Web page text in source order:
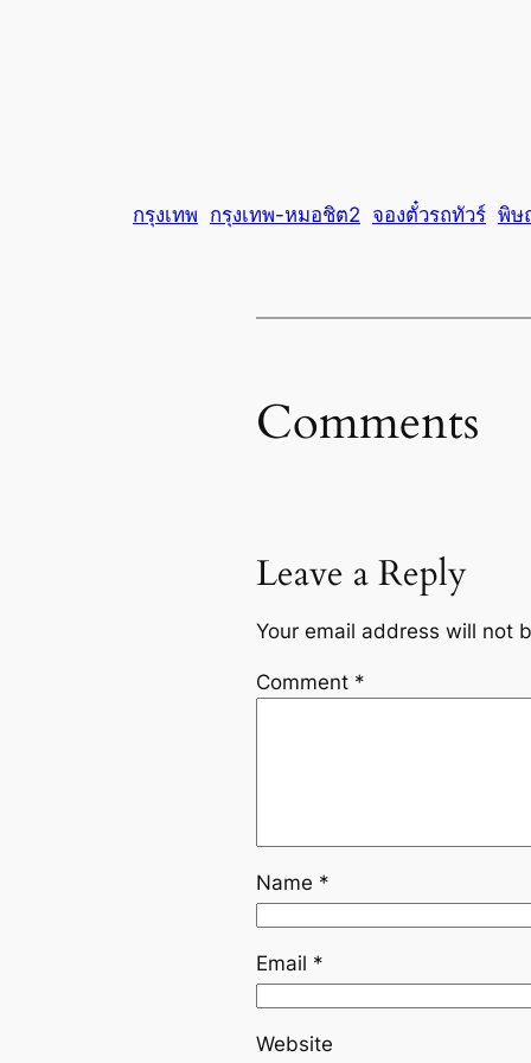
กรุงเทพ กรุงเทพ-หมอชิต2 จองตั๋วรถทัวร์ พิษ
Comments
Leave a Reply
Your email address will not
Comment *
Name *
Email *
Website